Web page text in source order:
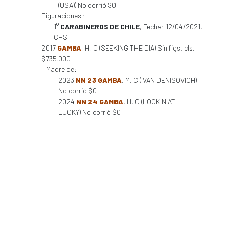
(USA)) No corrió $0
Figuraciones :
1° CARABINEROS DE CHILE, Fecha: 12/04/2021,
CHS
2017 GAMBA, H, C (SEEKING THE DIA) Sin figs. cls.
$735.000
Madre de:
2023 NN 23 GAMBA, M, C (IVAN DENISOVICH)
No corrió $0
2024 NN 24 GAMBA, H, C (LOOKIN AT
LUCKY) No corrió $0